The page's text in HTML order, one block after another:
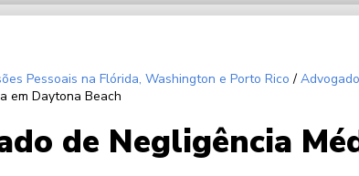
Pessoais na Flórida, Washington e Porto Rico /
em Daytona Beach
de Negligência